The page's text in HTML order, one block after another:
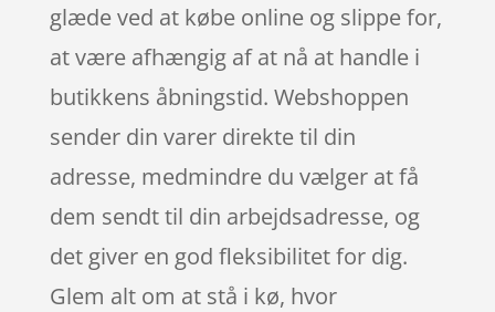
glæde ved at købe online og slippe for,
at være afhængig af at nå at handle i
butikkens åbningstid. Webshoppen
sender din varer direkte til din
adresse, medmindre du vælger at få
dem sendt til din arbejdsadresse, og
det giver en god fleksibilitet for dig.
Glem alt om at stå i kø, hvor